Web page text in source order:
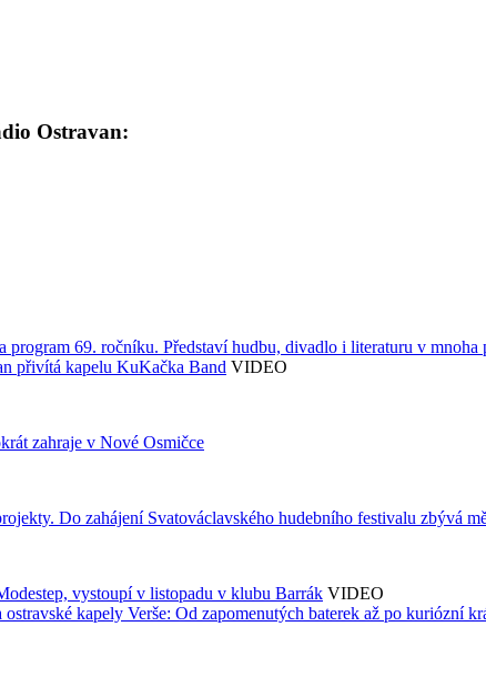
Ostravan:
program 69. ročníku. Představí hudbu, divadlo i literaturu v mnoha
přivítá kapelu KuKačka Band VIDEO
zahraje v Nové Osmičce
Do zahájení Svatováclavského hudebního festivalu zbývá
vystoupí v listopadu v klubu Barrák VIDEO
kapely Verše: Od zapomenutých baterek až po kuriózní